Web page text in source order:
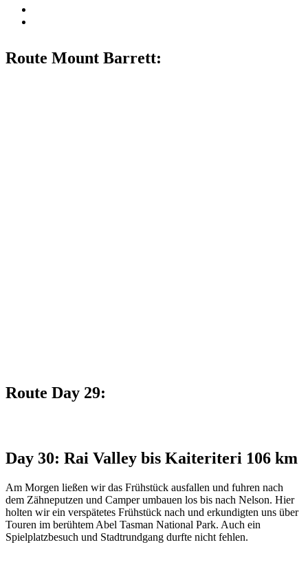
Route Mount Barrett:
Route Day 29:
Day 30: Rai Valley bis Kaiteriteri 106 km
Am Morgen ließen wir das Frühstück ausfallen und fuhren nach
dem Zähneputzen und Camper umbauen los bis nach Nelson. Hier
holten wir ein verspätetes Frühstück nach und erkundigten uns über
Touren im berühtem Abel Tasman National Park. Auch ein
Spielplatzbesuch und Stadtrundgang durfte nicht fehlen.